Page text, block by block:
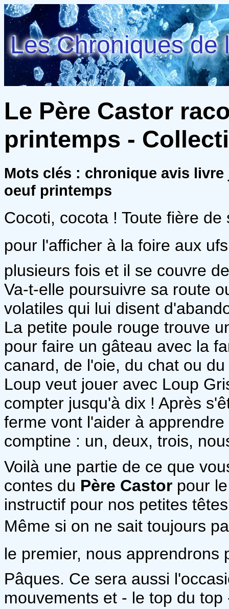
Les Chroniques de
Le Père Castor
printemps -
Mots clés : chronique avis
oeuf printemps
Cocoti, cocota ! Toute fière de
pour l'afficher à la foire aux
plusieurs fois et il se couvre
Va-t-elle poursuivre sa route
volatiles qui lui disent
La petite poule rouge trouve
pour faire un gâteau avec la
canard, de l'oie, du chat ou
Loup veut jouer avec Loup
compter jusqu'à dix ! Après
ferme vont l'aider à
comptine : un, deux, trois,
Voilà une partie de ce que
contes du Père Castor pour
instructif pour nos petites
Même si on ne sait toujours
le premier, nous apprendrons
Pâques. Ce sera aussi
mouvements et - le top du